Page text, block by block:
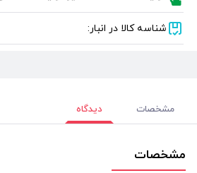
شناسه کالا در انبار:
مشخصات دیدگاه
مشخصات